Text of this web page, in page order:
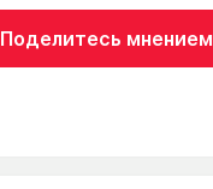
Поделитесь мнением